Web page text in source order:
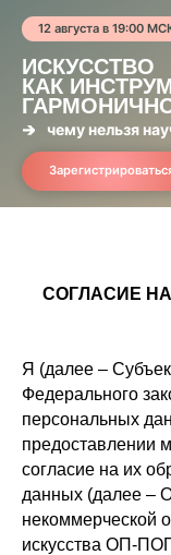
ИСКУССТВО
КАК ИНСТРУМЕНТ
ГАРМОНИЧНОЙ
чему нельзя научить в
12 августа в 19:00 МСК
СОГЛАСИЕ
Я (далее –
Федерального
персональных
предоставлении
согласие на их
данных (далее –
некоммерческой
искусства ОП-